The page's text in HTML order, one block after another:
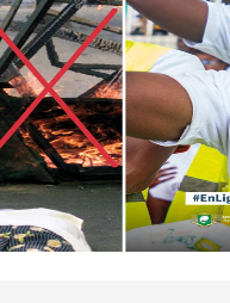
AIP
10 avr.
Nommé
République,
prend
AIP
13 mars
Nécrologie :
Guillaume
fils du Père